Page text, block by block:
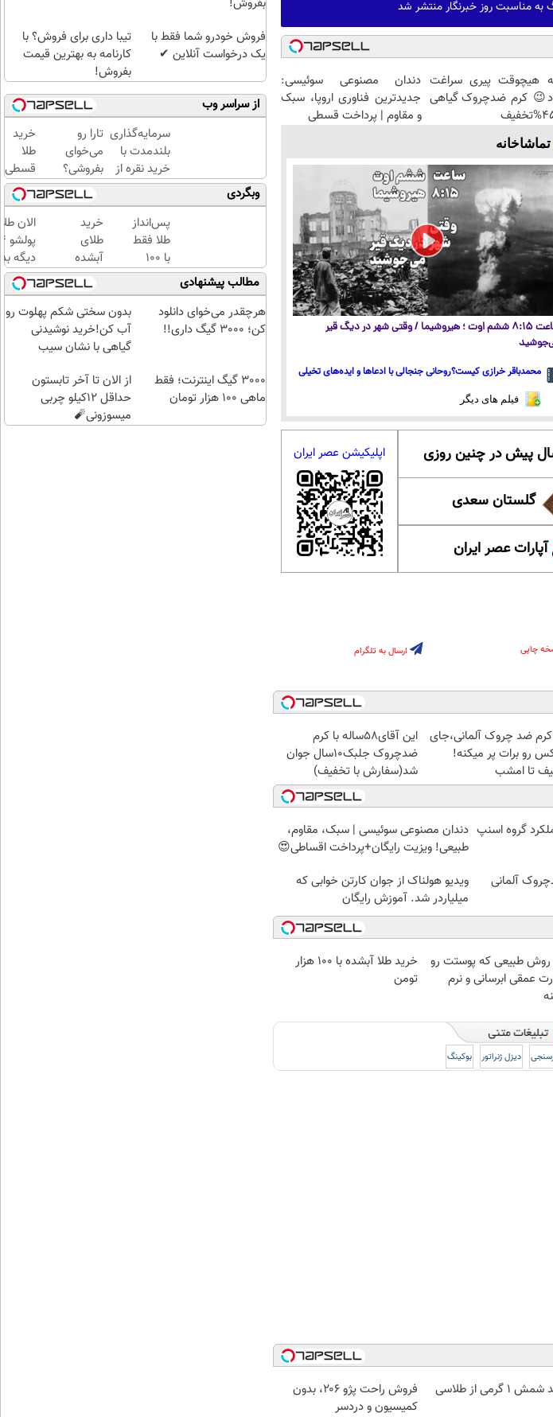
به مناسبت روز خبرنگار منتشر شد
هیچوقت پیری سراغت
کرم ضدچروک گیاهی
دندان مصنوعی سوئیسی:
جدیدترین فناوری اروپا، سبک
و مقاوم | پرداخت قسطی
تماشاخانه
ساعت ۸:۱۵ ششم اوت ؛ هیروشیما / وقتی شهر در دیگ قیر
محمدباقر خرازی کیست؟روحانی جنجالی با ادعاها و ایده‌های تخیلی
فیلم های دیگر
گلستان سعدی
آپارات عصر ایران
اپلیکیشن عصر ایران
چاپی ارسال به تلگرام
ضد چروک آلمانی،جای
رو برات پر میکنه!
تا امشب
این آقای58ساله با کرم
ضدچروک جلبک10سال جوان
شد(سفارش با تخفیف)
گروه اسنپ دندان مصنوعی سوئیسی | سبک، مقاوم،
طبیعی! ویزیت رایگان+پرداخت اقساطی😍
آلمانی
ویدیو هولناک از جوان کارتن خوابی که
میلیاردر شد. آموزش رایگان
روش طبیعی که پوستت رو
عمقی ابرسانی و نرم
خرید طلا آبشده با 100 هزار
تومن
دیزل ژنراتور بوکینگ
1 گرمی از طلاسی
فروش راحت پژو ۲۰6، بدون
کمیسیون و دردسر
فروش خودرو شما فقط با
یک درخواست آنلاین ✔
تیبا داری برای فروش؟ با
کارنامه به بهترین قیمت
بفروش!
از سراسر وب
سرمایه‌گذاری
بلندمدت با
خرید نقره از
دیجی‌کالا
تارا رو
می‌خوای
بفروشی؟
با
خودرو۴۵
یک‌روزه
بفروشش
خرید
طلا
قسطی
وبگردی
پس‌انداز
طلا فقط
با ۱۰۰
هزارتومان
(امن و
راحت)
خرید
طلای
آبشده
حتی با
۱۰۰هزارتومان
الان
دیگه
طلا با
بی‌بهره
مطالب پیشنهادی
هرچقدر می‌خوای دانلود
کن؛ 3000 گیگ داری!!
بدون سختی شکم پهلوت رو
آب کن!خرید نوشیدنی
گیاهی با نشان سیب
3000 گیگ اینترنت؛ فقط
ماهی 100 هزار تومان
از الان تا آخر تابستون
حداقل 12کیلو چربی
میسوزونی🧨